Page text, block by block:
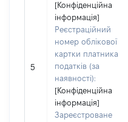
5
[Конфіденційна
інформація]
Реєстраційний
номер облікової
картки платника
податків (за
наявності):
[Конфіденційна
інформація]
Зареєстроване